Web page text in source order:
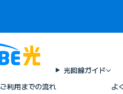
ご利用までの流れ
光回線ガイド
よ